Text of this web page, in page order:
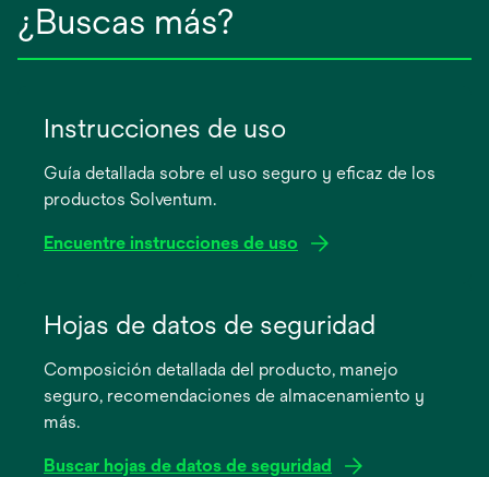
¿Buscas más?
Instrucciones de uso
Guía detallada sobre el uso seguro y eficaz de los
productos Solventum.
Encuentre instrucciones de uso
abre
pestaña
nueva
Hojas de datos de seguridad
Composición detallada del producto, manejo
seguro, recomendaciones de almacenamiento y
más.
Buscar hojas de datos de seguridad